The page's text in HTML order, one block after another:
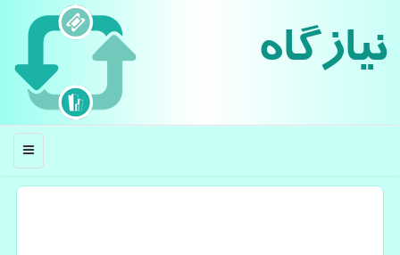
نیازگاه
منو